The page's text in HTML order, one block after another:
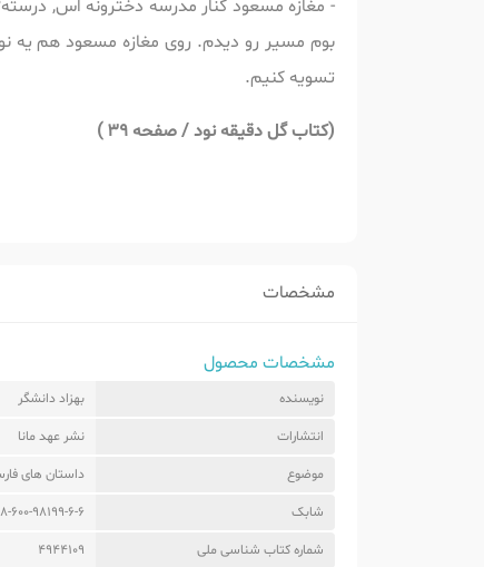
- مغازه مسعود کنار مدرسه دخترونه اس,
بوم مسیر رو دیدم. روی مغازه مسعود هم یه
تسویه کنیم.
(کتاب گل دقیقه نود / صفحه 39 )
مشخصات
مشخصات محصول
نویسنده بهزاد دانشگر
انتشارات نشر عهد مانا
موضوع داستان های
شابک 600-98199-6-6
شماره کتاب شناسی ملی 4944109